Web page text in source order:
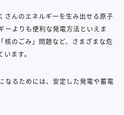
さんのエネルギーを生み出せる原子
ーよりも便利な発電方法といえま
核のごみ」問題など、さまざまな危
ます。
なるためには、安定した発電や蓄電